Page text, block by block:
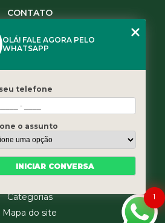
CONTATO
(11) 3461-5871
Home
Quem somos
Serviços
Blog
Categorias
Mapa do site
1
OLÁ! FALE AGORA PELO
WHATSAPP
telefone
o assunto
INICIAR CONVERSA